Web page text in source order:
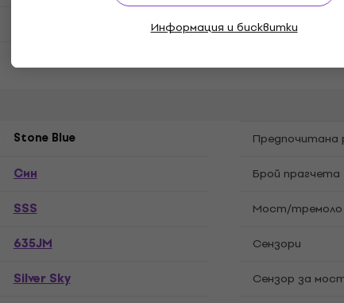
Информация и бисквитки
Тип тунер
Stone Blue Предпочитана
Син Брой прагчета
SSS Мост/тремоло
635JM Сензори
Silver Sky Cензор за